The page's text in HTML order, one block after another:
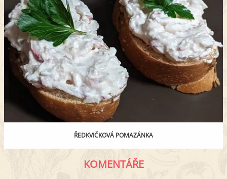
ŘEDKVIČKOVÁ POMAZÁNKA
KOMENTÁŘE